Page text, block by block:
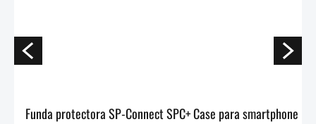
Funda protectora SP-Connect SPC+ Case para smartphone